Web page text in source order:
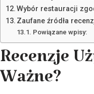
Wybór restauracji
Zaufane źródła
Powiązane wpisy:
Recenzje
Ważne?